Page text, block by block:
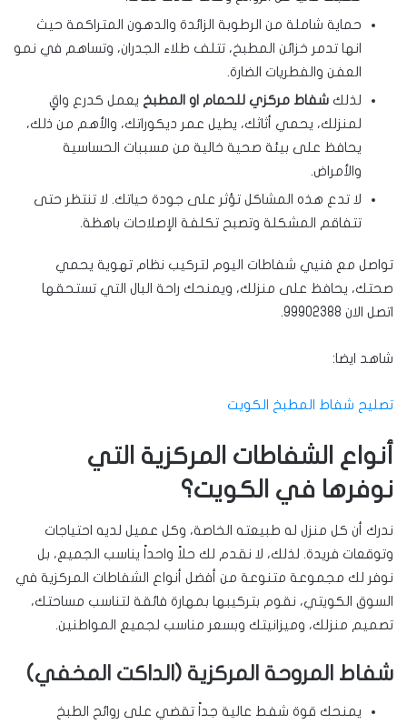
حماية شاملة من الرطوبة الزائدة والدهون المتراكمة حيث
انها تدمر خزائن المطبخ، تتلف طلاء الجدران، وتساهم في نمو
العفن والفطريات الضارة.
لذلك شفاط مركزي للحمام او المطبخ يعمل كدرع واقٍ
لمنزلك، يحمي أثاثك، يطيل عمر ديكوراتك، والأهم من ذلك،
يحافظ على بيئة صحية خالية من مسببات الحساسية
والأمراض.
لا تدع هذه المشاكل تؤثر على جودة حياتك. لا تنتظر حتى
تتفاقم المشكلة وتصبح تكلفة الإصلاحات باهظة.
تواصل مع فنيي شفاطات اليوم لتركيب نظام تهوية يحمي
صحتك، يحافظ على منزلك، ويمنحك راحة البال التي تستحقها
اتصل الان 99902388.
شاهد ايضا:
تصليح شفاط المطبخ الكويت
أنواع الشفاطات المركزية التي
نوفرها في الكويت؟
ندرك أن كل منزل له طبيعته الخاصة، وكل عميل لديه احتياجات
وتوقعات فريدة. لذلك، لا نقدم لك حلاً واحداً يناسب الجميع، بل
نوفر لك مجموعة متنوعة من أفضل أنواع الشفاطات المركزية في
السوق الكويتي، نقوم بتركيبها بمهارة فائقة لتناسب مساحتك،
تصميم منزلك، وميزانيتك وبسعر مناسب لجميع المواطنين.
شفاط المروحة المركزية (الداكت المخفي)
يمنحك قوة شفط عالية جداً تقضي على روائح الطبخ